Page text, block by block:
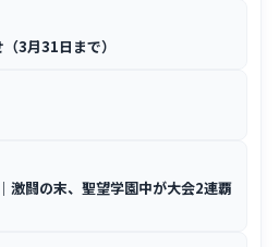
3月31日まで）
激闘の末、聖望学園中が大会2連覇